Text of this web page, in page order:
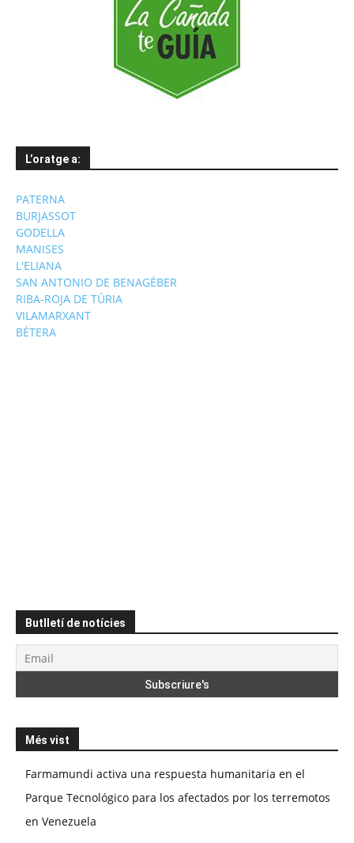
L’oratge a:
PATERNA
BURJASSOT
GODELLA
MANISES
L'ELIANA
SAN ANTONIO DE BENAGÉBER
RIBA-ROJA DE TÚRIA
VILAMARXANT
BÉTERA
Butlletí de notícies
Més vist
Farmamundi activa una respuesta humanitaria en el
Parque Tecnológico para los afectados por los terremotos
en Venezuela